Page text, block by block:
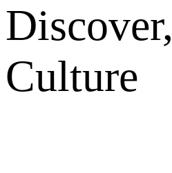
Culture